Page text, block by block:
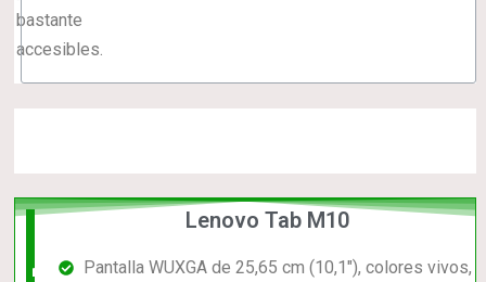
bastante
accesibles.
mejor
Lenovo Tab M10
Pantalla WUXGA de 25,65 cm (10,1"), colores vivos,